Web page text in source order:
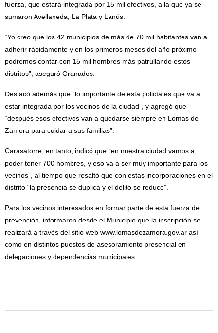
fuerza, que estará integrada por 15 mil efectivos, a la que ya se
sumaron Avellaneda, La Plata y Lanús.
“Yo creo que los 42 municipios de más de 70 mil habitantes van a
adherir rápidamente y en los primeros meses del año próximo
podremos contar con 15 mil hombres más patrullando estos
distritos”, aseguró Granados.
Destacó además que “lo importante de esta policía es que va a
estar integrada por los vecinos de la ciudad”, y agregó que
“después esos efectivos van a quedarse siempre en Lomas de
Zamora para cuidar a sus familias”.
Carasatorre, en tanto, indicó que “en nuestra ciudad vamos a
poder tener 700 hombres, y eso va a ser muy importante para los
vecinos”, al tiempo que resaltó que con estas incorporaciones en el
distrito “la presencia se duplica y el delito se reduce”.
Para los vecinos interesados en formar parte de esta fuerza de
prevención, informaron desde el Municipio que la inscripción se
realizará a través del sitio web www.lomasdezamora.gov.ar así
como en distintos puestos de asesoramiento presencial en
delegaciones y dependencias municipales.